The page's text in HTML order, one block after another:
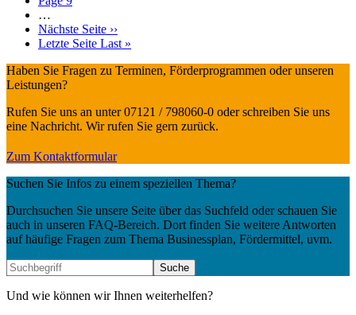
…
Nächste Seite ››
Letzte Seite Last »
Haben Sie Fragen zu Terminen, Förderprogrammen oder unseren
Leistungen?
Rufen Sie uns an unter 07121 / 798060-0 oder schreiben Sie uns
eine Nachricht. Wir rufen Sie gern zurück.
Zum Kontaktformular
Suchen Sie Infos zu einem speziellen Thema?
Durchsuchen Sie unsere Seite über das Suchfeld oder schauen Sie
auch in unseren FAQ-Bereich. Dort finden Sie weitere Antworten
auf häufige Fragen zum Thema Businessplan, Fördermittel, uvm.
Und wie können wir Ihnen weiterhelfen?